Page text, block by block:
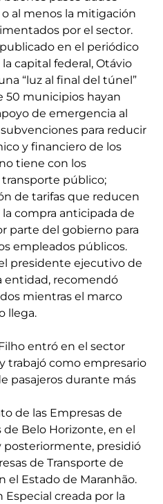
al menos la mitigación
por el sector.
en el periódico
la capital federal, Otávio
“luz al final del túnel”
50 municipios hayan
de emergencia al
para reducir
y financiero de los
tiene con los
público;
de tarifas que reducen
la compra anticipada de
parte del gobierno para
empleados públicos.
presidente ejecutivo de
entidad, recomendó
mientras el marco
llega.
entró en el sector
trabajó como empresario
pasajeros durante más
de las Empresas de
Belo Horizonte, en el
posteriormente, presidió
de Transporte de
el Estado de Maranhão.
creada por la